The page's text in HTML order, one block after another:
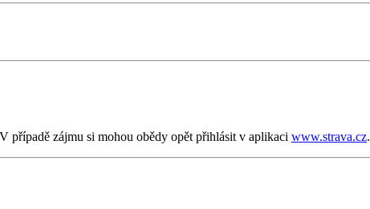
případě zájmu si mohou obědy opět přihlásit v aplikaci www.strava.cz.